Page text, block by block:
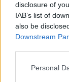
disclosure of
IAB’s list of
also be
Downstream
Personal
PILATES A